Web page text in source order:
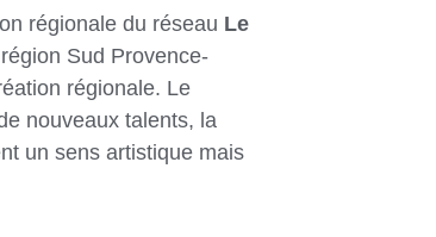
régionale du réseau Le
Sud Provence-
régionale. Le
nouveaux talents, la
un sens artistique mais